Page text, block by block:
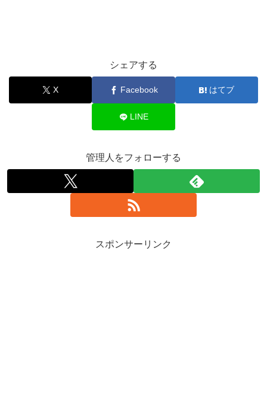
シェアする
X Facebook はてブ
LINE
管理人をフォローする
スポンサーリンク